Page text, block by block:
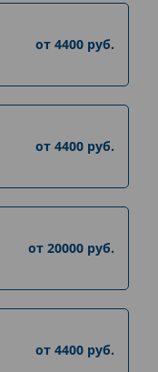
от 4400 руб.
от 4400 руб.
от 20000 руб.
от 4400 руб.